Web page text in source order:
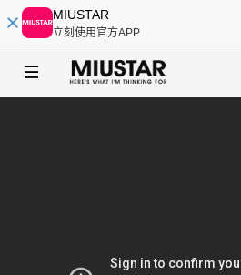
MIUSTAR
立刻使用官方APP